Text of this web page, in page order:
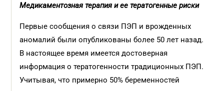
Медикаментозная терапия и ее тератогенные риски
Первые сообщения о связи ПЭП и врожденных
аномалий были опубликованы более 50 лет назад.
В настоящее время имеется достоверная
информация о тератогенности традиционных ПЭП.
Учитывая, что примерно 50% беременностей